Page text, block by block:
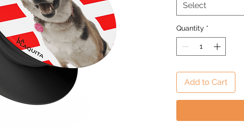
Select
Quantity *
Add to Cart